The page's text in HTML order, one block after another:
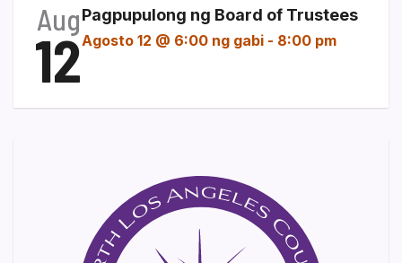
Aug
12
Pagpupulong ng Board of Trustees
Agosto 12 @ 6:00 ng gabi - 8:00 pm